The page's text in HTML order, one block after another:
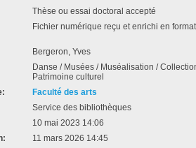
Thèse ou essai doctoral accepté
Fichier numérique reçu et enrichi en
Bergeron, Yves
Danse / Musées / Muséalisation /
Patrimoine culturel
Faculté des arts
Service des bibliothèques
10 mai 2023 14:06
11 mars 2026 14:45